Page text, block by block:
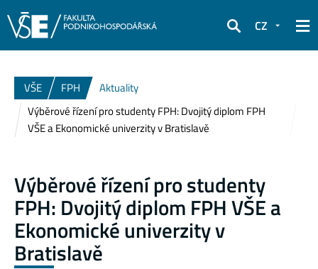
Hledat
CZ
VŠE FPH
Aktuality
Výběrové řízení pro studenty FPH: Dvojitý diplom FPH
VŠE a Ekonomické univerzity v Bratislavě
Výběrové řízení pro studenty
FPH: Dvojitý diplom FPH VŠE a
Ekonomické univerzity v
Bratislavě